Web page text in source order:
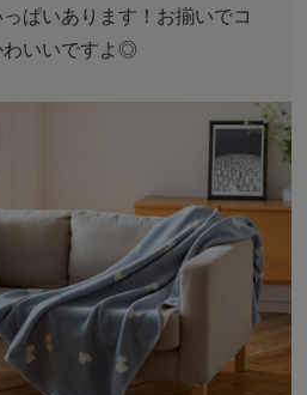
ぱいあります！お揃いでコ
わいいですよ◎